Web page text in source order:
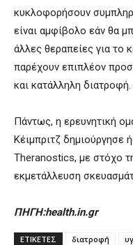
κυκλοφορήσουν
είναι αμφίβολο εάν θα
άλλες θεραπείες για το
παρέχουν επιπλέον
και κατάλληλη διατροφή.
Πάντως, η ερευνητική
Κέιμπριτζ δημιούργησε
Theranostics, με στόχο
εκμετάλλευση
ΠΗΓΗ:health.in.gr
ΕΤΙΚΕΤΕΣ διατροφή